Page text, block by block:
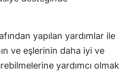
yapılan yardımlar ile
ve eşlerinin daha iyi ve
yardımcı olmak